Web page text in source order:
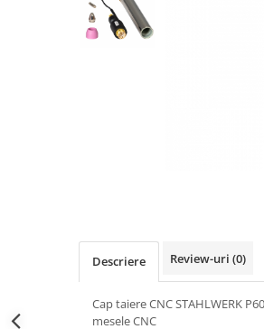
Incalzitoare, sobe cu ulei ars
Piese incalzitoare cu ulei ars MTM
Discuri de polizare finisare
Discuri hibrid de slefuire polizare
Discuri lamelare
Dulapuri scule, carucioare de scule
Descriere Review-uri (0)
Cap taiere CNC STAHLWERK
mesele CNC